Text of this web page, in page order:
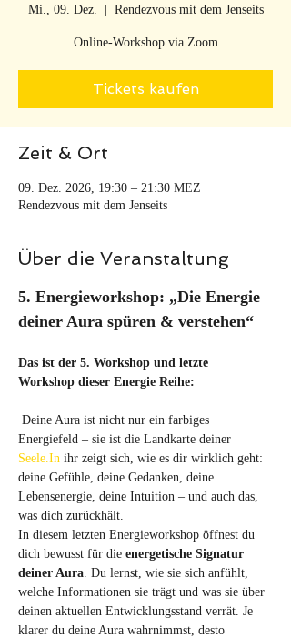
Mi., 09. Dez. Rendezvous mit dem Jenseits
Online-Workshop via Zoom
Tickets kaufen
Zeit & Ort
09. Dez. 2026, 19:30 – 21:30 MEZ
Rendezvous mit dem Jenseits
Über die Veranstaltung
5. Energieworkshop: „Die Energie
deiner Aura spüren & verstehen“
Das ist der 5. Workshop und letzte
Workshop dieser Energie Reihe:
Deine Aura ist nicht nur ein farbiges
Energiefeld – sie ist die Landkarte deiner
Seele.In ihr zeigt sich, wie es dir wirklich geht:
deine Gefühle, deine Gedanken, deine
Lebensenergie, deine Intuition – und auch das,
was dich zurückhält.
In diesem letzten Energieworkshop öffnest du
dich bewusst für die energetische Signatur
deiner Aura. Du lernst, wie sie sich anfühlt,
welche Informationen sie trägt und was sie über
deinen aktuellen Entwicklungsstand verrät. Je
klarer du deine Aura wahrnimmst, desto